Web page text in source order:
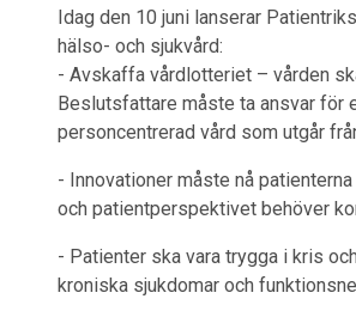
Idag den 10 juni lanserar
hälso- och sjukvård:
- Avskaffa vårdlotteriet – vården
Beslutsfattare måste ta ansvar för
personcentrerad vård som utgår
- Innovationer måste nå
och patientperspektivet behöver
- Patienter ska vara trygga i kris
kroniska sjukdomar och